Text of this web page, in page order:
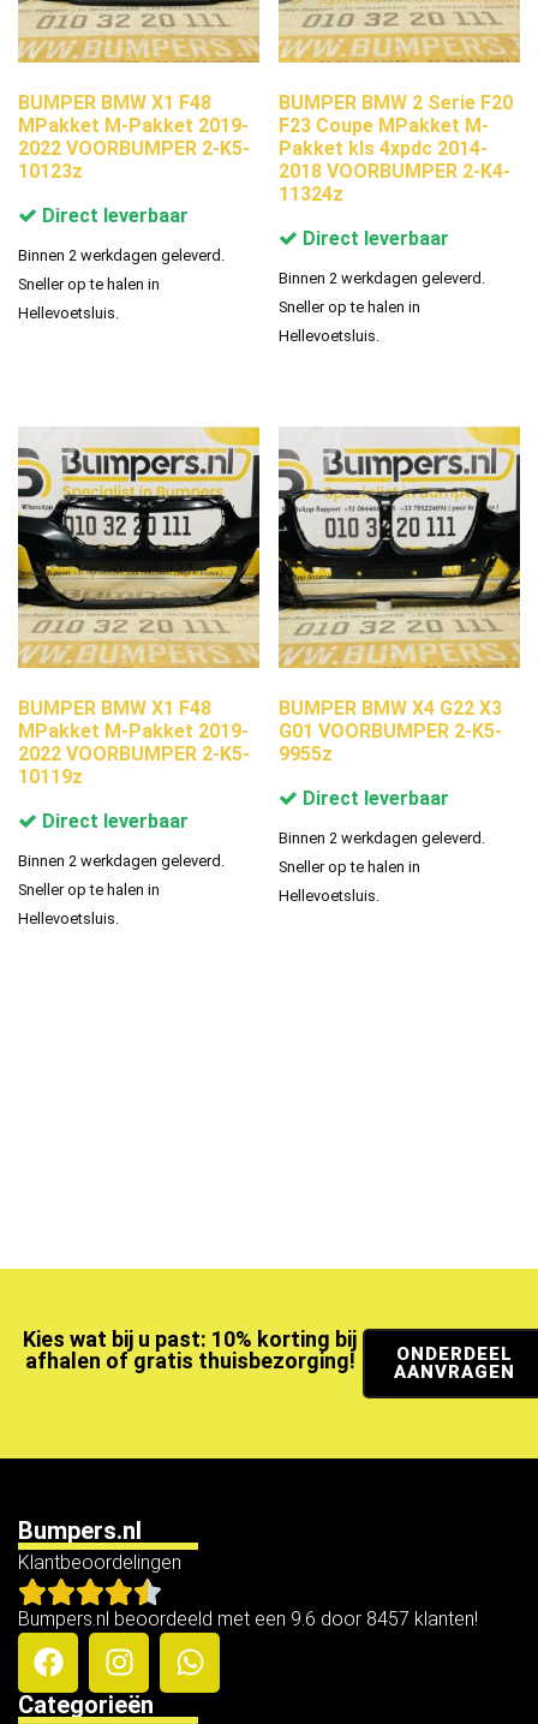
BUMPER BMW X1 F48
MPakket M-Pakket 2019-
2022 VOORBUMPER 2-K5-
10123z
Direct leverbaar
Binnen 2 werkdagen geleverd.
Sneller op te halen in
Hellevoetsluis.
BUMPER BMW 2 Serie F20
F23 Coupe MPakket M-
Pakket kls 4xpdc 2014-
2018 VOORBUMPER 2-K4-
11324z
Direct leverbaar
Binnen 2 werkdagen geleverd.
Sneller op te halen in
Hellevoetsluis.
BUMPER BMW X1 F48
MPakket M-Pakket 2019-
2022 VOORBUMPER 2-K5-
10119z
Direct leverbaar
Binnen 2 werkdagen geleverd.
Sneller op te halen in
Hellevoetsluis.
BUMPER BMW X4 G22 X3
G01 VOORBUMPER 2-K5-
9955z
Direct leverbaar
Binnen 2 werkdagen geleverd.
Sneller op te halen in
Hellevoetsluis.
Kies wat bij u past: 10% korting bij
afhalen of gratis thuisbezorging!
ONDERDEEL
AANVRAGEN
Bumpers.nl
Klantbeoordelingen
Bumpers.nl beoordeeld met een 9.6 door 8457 klanten!
Categorieën